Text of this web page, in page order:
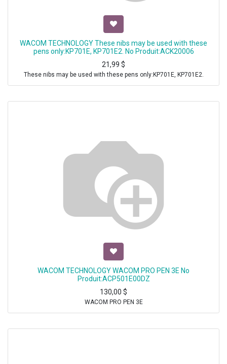
WACOM TECHNOLOGY These nibs may be used with these
pens only:KP701E, KP701E2. No Produit:ACK20006
21,99 $
These nibs may be used with these pens only:KP701E, KP701E2.
WACOM TECHNOLOGY WACOM PRO PEN 3E No
Produit:ACP501E00DZ
130,00 $
WACOM PRO PEN 3E